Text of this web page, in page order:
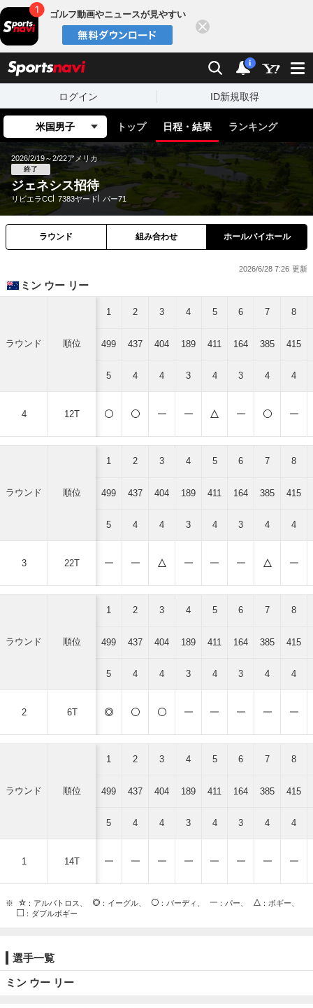
ゴルフ動画やニュースが見やすい
検索 通知
i
ログイン ID新規取得
米国男子 トップ 日程・結果 ランキング
2026/2/19～2/22アメリカ
終了
ジェネシス招待
リビエラCC 7383ヤード パー71
ラウンド 組み合わせ ホールバイホール
2026/6/28 7:26
ミン ウー リー
ラウンド 順位
4 12T
1 2 3 4 5 6 7 8
499 437 404 189 411 164 385 415
5 4 4 3 4 3 4 4
ラウンド 順位
3 22T
1 2 3 4 5 6 7 8
499 437 404 189 411 164 385 415
5 4 4 3 4 3 4 4
ラウンド 順位
2 6T
1 2 3 4 5 6 7 8
499 437 404 189 411 164 385 415
5 4 4 3 4 3 4 4
ラウンド 順位
1 14T
1 2 3 4 5 6 7 8
499 437 404 189 411 164 385 415
5 4 4 3 4 3 4 4
※ ：アルバトロス、 ：イーグル、 ：バーディ、 ：パー、
：ボギー、
：ダブルボギー
選手一覧
ミン ウー リー